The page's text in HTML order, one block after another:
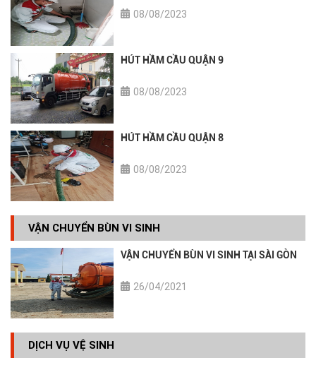
08/08/2023
HÚT HẦM CẦU QUẬN 9
08/08/2023
HÚT HẦM CẦU QUẬN 8
08/08/2023
VẬN CHUYỂN BÙN VI SINH
VẬN CHUYỂN BÙN VI SINH TẠI SÀI GÒN
26/04/2021
DỊCH VỤ VỆ SINH